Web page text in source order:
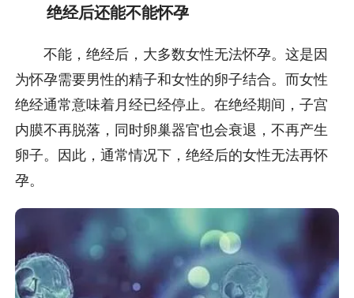
绝经后还能不能怀孕
不能，绝经后，大多数女性无法怀孕。这是因
为怀孕需要男性的精子和女性的卵子结合。而女性
绝经通常意味着月经已经停止。在绝经期间，子宫
内膜不再脱落，同时卵巢器官也会衰退，不再产生
卵子。因此，通常情况下，绝经后的女性无法再怀
孕。